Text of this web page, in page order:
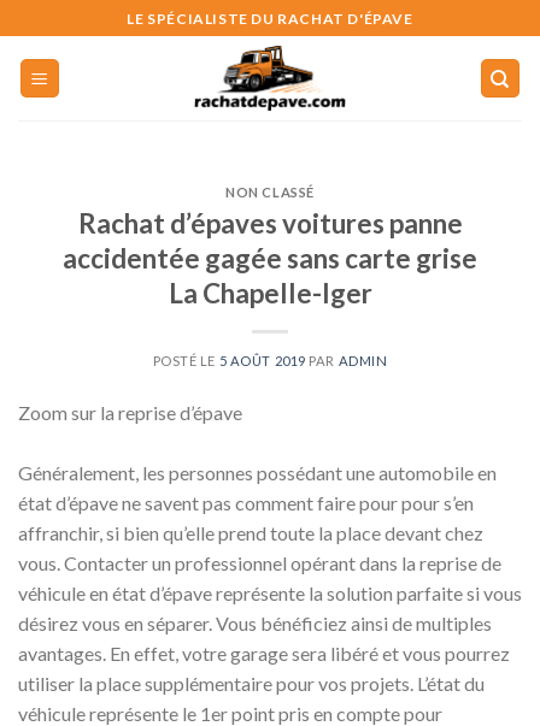
to
content
LE SPÉCIALISTE DU RACHAT D'ÉPAVE
NON CLASSÉ
Rachat d’épaves voitures panne
accidentée gagée sans carte grise
La Chapelle-Iger
POSTÉ LE 5 AOÛT 2019 PAR ADMIN
Zoom sur la reprise d’épave
Généralement, les personnes possédant une automobile en
état d’épave ne savent pas comment faire pour pour s’en
affranchir, si bien qu’elle prend toute la place devant chez
vous. Contacter un professionnel opérant dans la reprise de
véhicule en état d’épave représente la solution parfaite si vous
désirez vous en séparer. Vous bénéficiez ainsi de multiples
avantages. En effet, votre garage sera libéré et vous pourrez
utiliser la place supplémentaire pour vos projets. L’état du
véhicule représente le 1er point pris en compte pour